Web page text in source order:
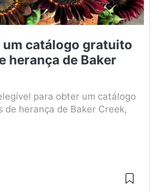
catálogo gratuito
herança de Baker
para obter um catálogo
herança de Baker Creek,